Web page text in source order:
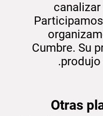
Cumbre. Su
produjo
Otras